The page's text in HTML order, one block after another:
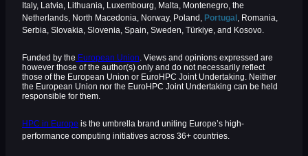
Italy, Latvia, Lithuania, Luxembourg, Malta, Montenegro, the
Netherlands, North Macedonia, Norway, Poland, Portugal , Romania,
Serbia, Slovakia, Slovenia, Spain, Sweden, Türkiye, and Kosovo.
Funded by the European Union. Views and opinions expressed are
however those of the author(s) only and do not necessarily reflect
those of the European Union or EuroHPC Joint Undertaking. Neither
the European Union nor the EuroHPC Joint Undertaking can be held
responsible for them.
HPC in Europe is the umbrella brand uniting Europe’s high-
performance computing initiatives across 36+ countries.